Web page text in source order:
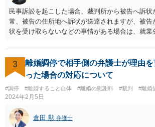
民事訴訟を起こした場合、裁判所から被告へ訴状
常、被告の住所地へ訴状が送達されますが、被告
状を受け取らないなどの事情がある場合は、就業
題となっているケースや、目撃者として就業先の
者に証言してもらうことが必要になるケースなど
上、就業先に協力を仰がなければならない場合
協力を仰がなければならない場合があります。
ていくらかの賠償が認められたとして、被告がこ
い場合は、強制執行を申し立てることで債権の回
ます。 例えば、被告の給料を差し押さえる場合に
の就業先に文書が送付されますので、訴訟が起こ
3
離婚調停で相手側の弁護士が理由
った場合の対応について
#調停 #離婚すること自体 #離婚の慰謝料 #裁判 #離婚
2024年2月5日
倉田 勲 弁護士